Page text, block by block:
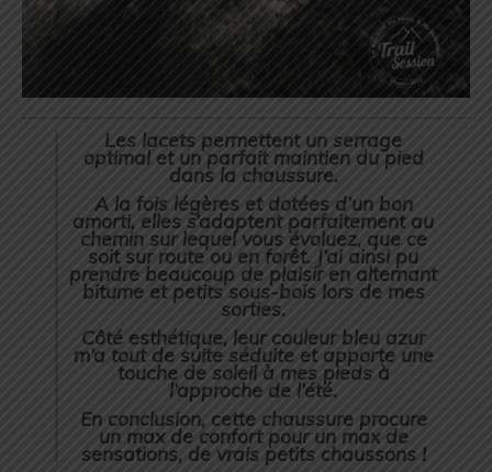
Les lacets permettent un serrage
optimal et un parfait maintien du pied
dans la chaussure.
A la fois légères et dotées d’un bon
amorti, elles s’adaptent parfaitement au
chemin sur lequel vous évoluez, que ce
soit sur route ou en forêt. J’ai ainsi pu
prendre beaucoup de plaisir en alternant
bitume et petits sous-bois lors de mes
sorties.
Côté esthétique, leur couleur bleu azur
m’a tout de suite séduite et apporte une
touche de soleil à mes pieds à
l’approche de l’été.
En conclusion, cette chaussure procure
un max de confort pour un max de
sensations, de vrais petits chaussons !